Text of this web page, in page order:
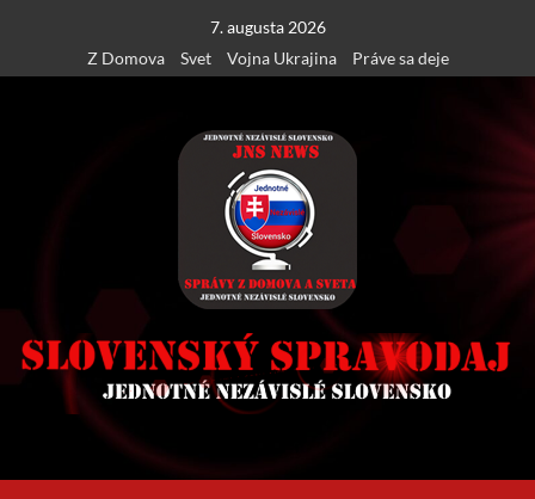
content
7. augusta 2026
Z Domova
Svet Vojna Ukrajina Práve sa deje